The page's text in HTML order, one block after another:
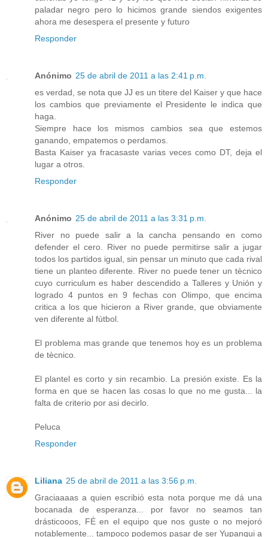
paladar negro pero lo hicimos grande siendos exigentes
ahora me desespera el presente y futuro
Responder
Anónimo 25 de abril de 2011 a las 2:41 p.m.
es verdad, se nota que JJ es un titere del Kaiser y que hace
los cambios que previamente el Presidente le indica que
haga.
Siempre hace los mismos cambios sea que estemos
ganando, empatemos o perdamos.
Basta Kaiser ya fracasaste varias veces como DT, deja el
lugar a otros.
Responder
Anónimo 25 de abril de 2011 a las 3:31 p.m.
River no puede salir a la cancha pensando en como
defender el cero. River no puede permitirse salir a jugar
todos los partidos igual, sin pensar un minuto que cada rival
tiene un planteo diferente. River no puede tener un tècnico
cuyo curriculum es haber descendido a Talleres y Unión y
logrado 4 puntos en 9 fechas con Olimpo, que encima
critica a los que hicieron a River grande, que obviamente
ven diferente al fútbol.
El problema mas grande que tenemos hoy es un problema
de tècnico.
El plantel es corto y sin recambio. La presión existe. Es la
forma en que se hacen las cosas lo que no me gusta... la
falta de criterio por asi decirlo.
Peluca
Responder
Liliana 25 de abril de 2011 a las 3:56 p.m.
Graciaaaas a quien escribió esta nota porque me dá una
bocanada de esperanza... por favor no seamos tan
drásticooos, FÉ en el equipo que nos guste o no mejoró
notablemente... tampoco podemos pasar de ser Yupanqui a